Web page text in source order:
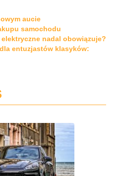
aucie
samochodu
nadal obowiązuje?
entuzjastów klasyków: